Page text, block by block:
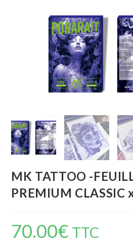
MK TATTOO -
PREMIUM CLASSIC
70.00€ TTC